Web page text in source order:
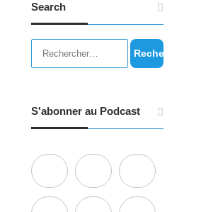
Search
Rechercher :
S'abonner au Podcast